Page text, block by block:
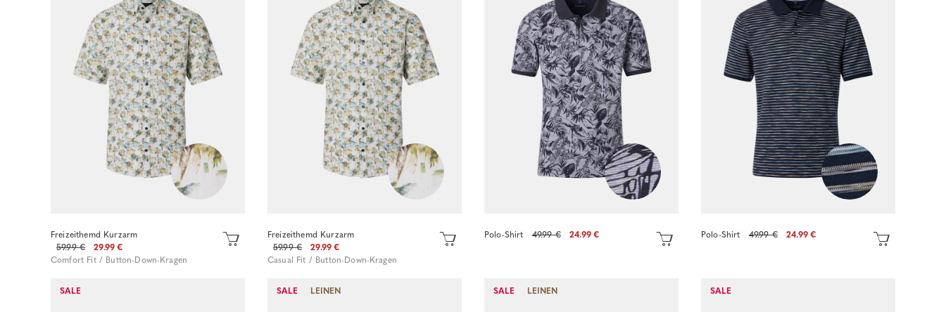
Freizeithemd Kurzarm
59.99 €
29.99 €
Comfort Fit / Button-Down-Kragen
Freizeithemd Kurzarm
59.99 €
29.99 €
Casual Fit / Button-Down-Kragen
Polo-Shirt 49.99 € 24.99 € Polo-Shirt 49.99 € 24.99 €
SALE SALE LEINEN SALE LEINEN SALE